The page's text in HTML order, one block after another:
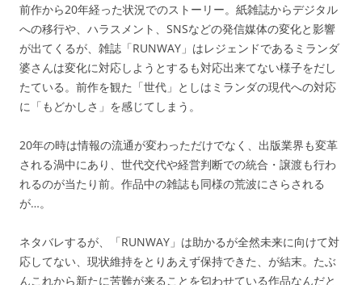
前作から20年経った状況でのストーリー。紙雑誌からデジタル
への移行や、ハラスメント、SNSなどの発信媒体の変化と影響
が出てくるが、雑誌「RUNWAY」はレジェンドであるミランダ
婆さんは変化に対応しようとするも対応出来てない様子をだし
たている。前作を観た「世代」としはミランダの現代への対応
に「もどかしさ」を感じてしまう。
20年の時は情報の流通が変わっただけでなく、出版業界も変革
される渦中にあり、世代交代や経営判断での統合・譲渡も行わ
れるのが当たり前。作品中の雑誌も同様の荒波にさらされる
が…。
ネタバレするが、「RUNWAY」は助かるが全然未来に向けて対
応してない、現状維持をとりあえず保持できた、が結末。たぶ
んこれから新たに苦難が来ることを匂わせている作品なんだと